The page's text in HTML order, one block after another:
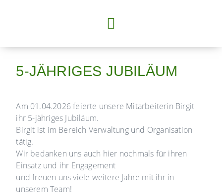
5-JÄHRIGES JUBILÄUM
Am 01.04.2026 feierte unsere Mitarbeiterin Birgit
ihr 5-jähriges Jubiläum.
Birgit ist im Bereich Verwaltung und Organisation
tätig.
Wir bedanken uns auch hier nochmals für ihren
Einsatz und ihr Engagement
und freuen uns viele weitere Jahre mit ihr in
unserem Team!